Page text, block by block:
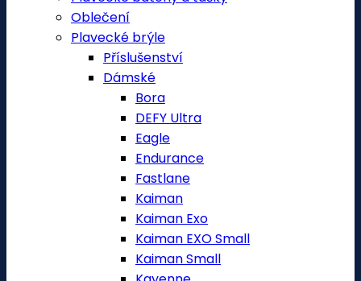
Oblečení
Plavecké brýle
Příslušenství
Dámské
Bora
DEFY Ultra
Eagle
Endurance
Fastlane
Kaiman
Kaiman Exo
Kaiman EXO Small
Kaiman Small